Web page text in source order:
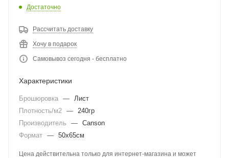
Достаточно
Рассчитать доставку
Хочу в подарок
Самовывоз сегодня - бесплатно
Характеристики
Брошюровка —
Лист
Плотность/м2 —
240гр
Производитель
— Canson
Формат — 50х65см
Цена действительна только для интернет-магазина и может